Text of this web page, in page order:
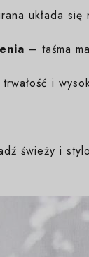
układa się
– taśma
i
świeży i